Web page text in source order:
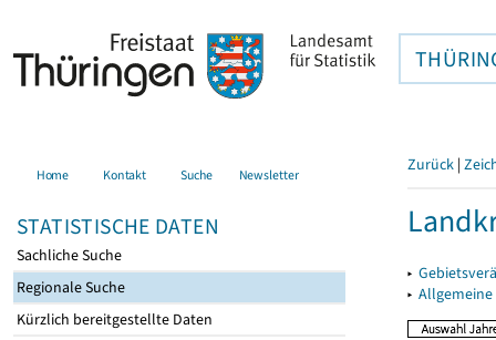
Home Kontakt Suche Newsletter
STATISTISCHE DATEN
Sachliche Suche
Regionale Suche
Kürzlich bereitgestellte Daten
Zurück |
▸
▸